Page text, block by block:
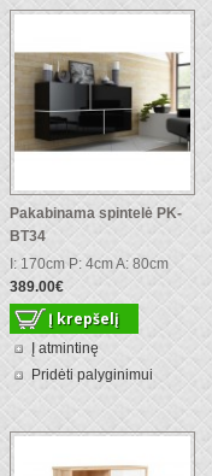
Pakabinama spintelė PK-
BT34
I: 170cm P: 4cm A: 80cm
389.00€
Į atmintinę
Pridėti palyginimui